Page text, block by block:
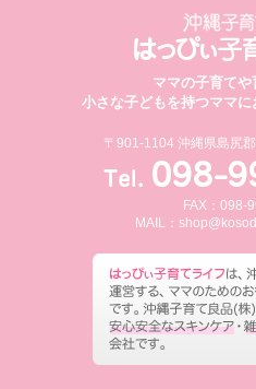
ママの子育てや
小さな子どもを持つママ
〒901-1104 沖縄県島尻
FAX：098-
MAIL：